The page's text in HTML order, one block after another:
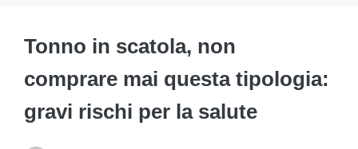
Tonno in scatola, non
comprare mai questa tipologia:
gravi rischi per la salute